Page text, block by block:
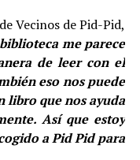
Vecinos de Pid-Pid,
biblioteca me parece
de leer con el
eso nos puede
libro que nos ayuda
Así que estoy
a Pid Pid para